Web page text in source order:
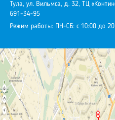
Тула, ул. Вильмса, д. 32, ТЦ
691-34-95
Режим работы: ПН-СБ: с 10:00 до